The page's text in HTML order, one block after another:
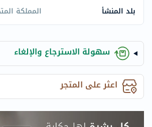
بلد المنشأ
المملكة
سهولة الاسترجاع والإلغاء
اعثر على المتجر